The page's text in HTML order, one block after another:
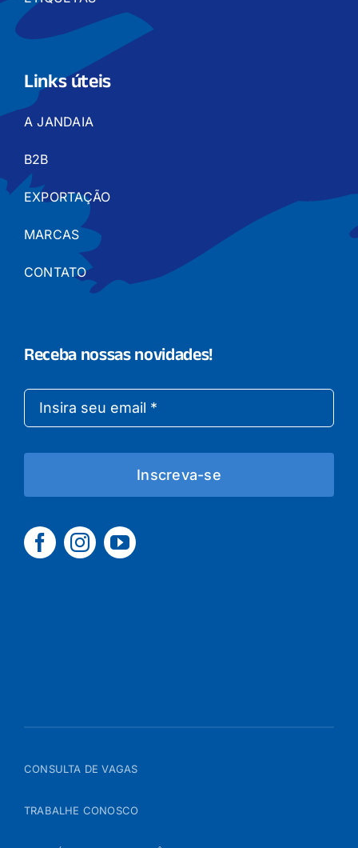
Links úteis
A JANDAIA
B2B
EXPORTAÇÃO
MARCAS
CONTATO
Receba nossas novidades!
Inscreva-se
CONSULTA DE VAGAS
TRABALHE CONOSCO